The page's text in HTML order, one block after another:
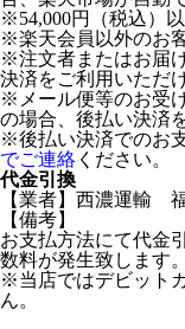
※54,000円（税込）
※楽天会員以外のお
※注文者またはお届
決済をご利用いただ
※メール便等のお受
の場合、後払い決済
※後払い決済でのお
でご連絡 ください。
代金引換
【業者】西濃運輸
【備考】
お支払方法にて代金
数料が発生致します。
※当店ではデビット
ん。